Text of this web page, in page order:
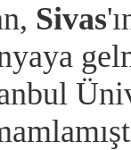
Sivas